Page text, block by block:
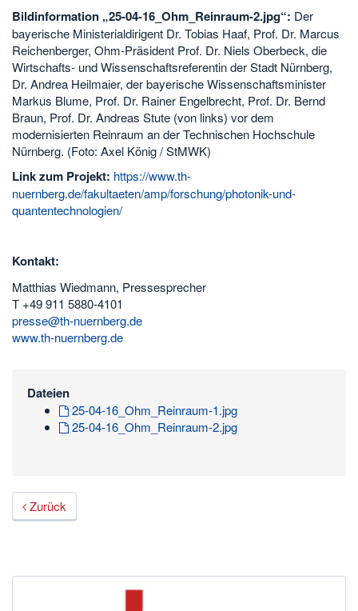
Bildinformation „25-04-16_Ohm_Reinraum-2.jpg“: Der
bayerische Ministerialdirigent Dr. Tobias Haaf, Prof. Dr. Marcus
Reichenberger, Ohm-Präsident Prof. Dr. Niels Oberbeck, die
Wirtschafts- und Wissenschaftsreferentin der Stadt Nürnberg,
Dr. Andrea Heilmaier, der bayerische Wissenschaftsminister
Markus Blume, Prof. Dr. Rainer Engelbrecht, Prof. Dr. Bernd
Braun, Prof. Dr. Andreas Stute (von links) vor dem
modernisierten Reinraum an der Technischen Hochschule
Nürnberg. (Foto: Axel König / StMWK)
Link zum Projekt: https://www.th-
nuernberg.de/fakultaeten/amp/forschung/photonik-und-
quantentechnologien/
Kontakt:
Matthias Wiedmann, Pressesprecher
T +49 911 5880-4101
presse@th-nuernberg.de
www.th-nuernberg.de
Dateien
25-04-16_Ohm_Reinraum-1.jpg
25-04-16_Ohm_Reinraum-2.jpg
Zurück